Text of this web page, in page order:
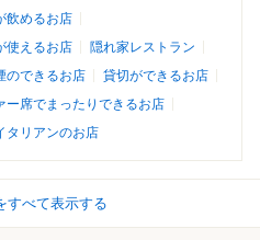
飲めるお店
使えるお店
隠れ家レストラン
のできるお店
貸切ができるお店
ー席でまったりできるお店
タリアンのお店
すべて表示する